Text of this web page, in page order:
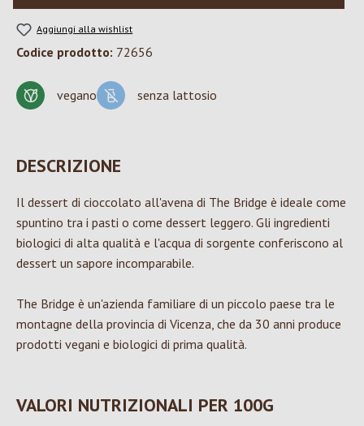
Aggiungi alla wishlist
Codice prodotto: 72656
vegano senza lattosio
DESCRIZIONE
Il dessert di cioccolato all'avena di The Bridge è ideale come
spuntino tra i pasti o come dessert leggero. Gli ingredienti
biologici di alta qualità e l'acqua di sorgente conferiscono al
dessert un sapore incomparabile.
The Bridge è un'azienda familiare di un piccolo paese tra le
montagne della provincia di Vicenza, che da 30 anni produce
prodotti vegani e biologici di prima qualità.
VALORI NUTRIZIONALI PER 100G